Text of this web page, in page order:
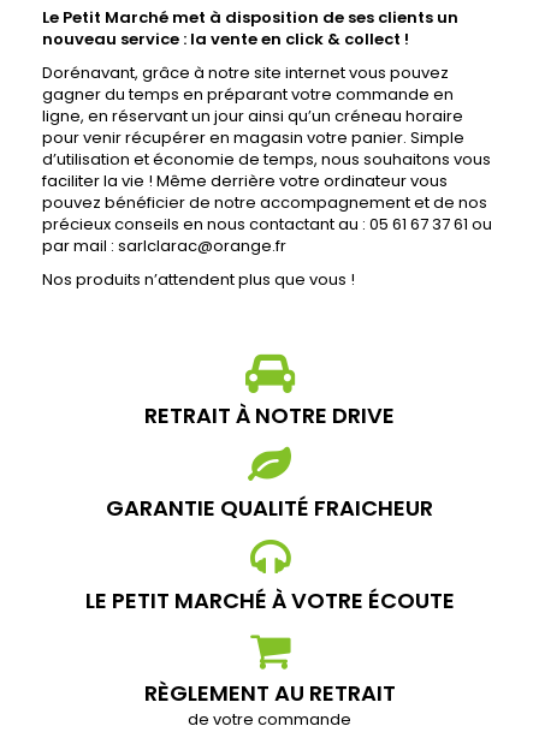
Le Petit Marché met à disposition de ses clients un
nouveau service : la vente en click & collect !
Dorénavant, grâce à notre site internet vous pouvez
gagner du temps en préparant votre commande en
ligne, en réservant un jour ainsi qu’un créneau horaire
pour venir récupérer en magasin votre panier. Simple
d’utilisation et économie de temps, nous souhaitons vous
faciliter la vie ! Même derrière votre ordinateur vous
pouvez bénéficier de notre accompagnement et de nos
précieux conseils en nous contactant au : 05 61 67 37 61 ou
par mail : sarlclarac@orange.fr
Nos produits n’attendent plus que vous !
RETRAIT À NOTRE DRIVE
GARANTIE QUALITÉ FRAICHEUR
LE PETIT MARCHÉ À VOTRE ÉCOUTE
RÈGLEMENT AU RETRAIT
de votre commande